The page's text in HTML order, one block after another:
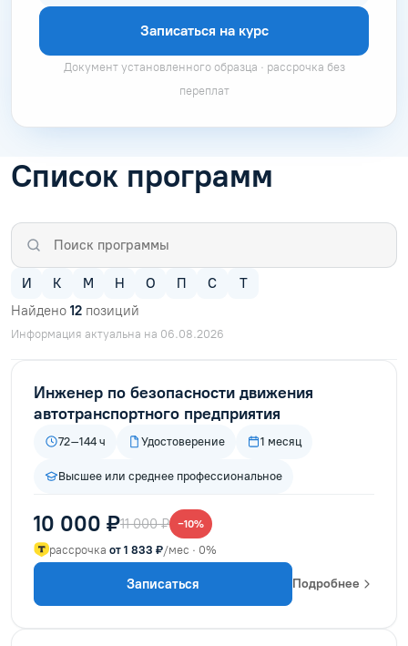
Записаться на курс
Документ установленного образца · рассрочка без
переплат
Список программ
И К М Н О П С
Т
Найдено 12 позиций
Информация актуальна на 06.08.2026
Инженер по безопасности движения
автотранспортного предприятия
72–144 ч Удостоверение 1 месяц
Высшее или среднее профессиональное
10 000 ₽11 000 ₽ −10%
рассрочка от 1 833 ₽/мес · 0%
Записаться Подробнее